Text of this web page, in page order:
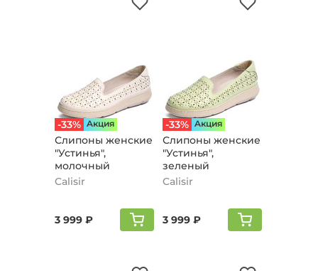
-33% Aкция
Слипоны женские
"Устинья",
молочный
Calisir
3 999 ₽
-33% Aкция
Слипоны женские
"Устинья",
зеленый
Calisir
3 999 ₽